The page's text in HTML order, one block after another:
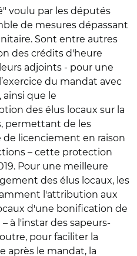
voulu par les députés
de mesures dépassant
Sont entre autres
des crédits d'heure
adjoints - pour une
du mandat avec
ainsi que le
des élus locaux sur la
permettant de les
licenciement en raison
– cette protection
Pour une meilleure
des élus locaux, les
l'attribution aux
d'une bonification de
à l'instar des sapeurs-
pour faciliter la
après le mandat, la